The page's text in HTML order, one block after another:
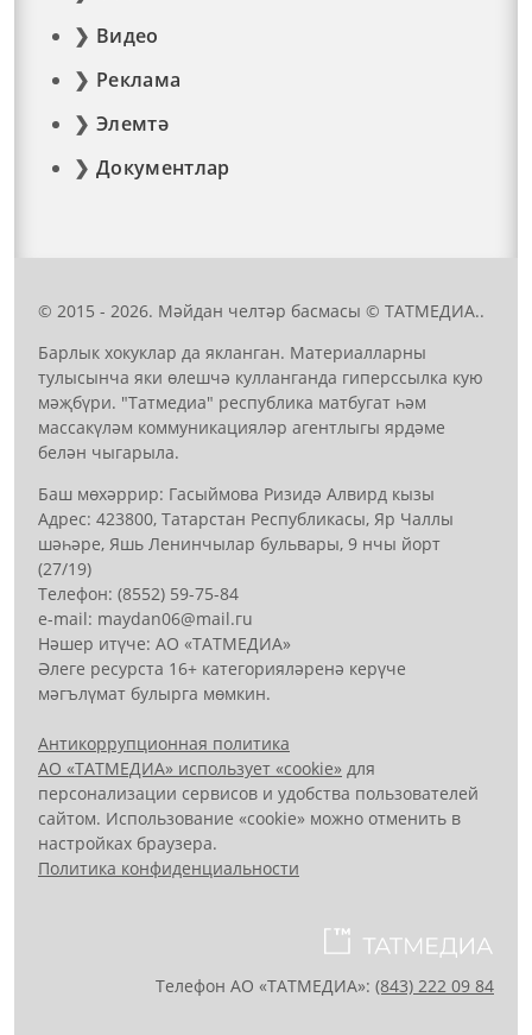
Видео
Реклама
Элемтә
Документлар
© 2015 - 2026. Мәйдан челтәр басмасы © ТАТМЕДИА..
Барлык хокуклар да якланган. Материалларны
тулысынча яки өлешчә кулланганда гиперссылка кую
мәҗбүри. "Татмедиа" республика матбугат һәм
массакүләм коммуникацияләр агентлыгы ярдәме
белән чыгарыла.
Баш мөхәррир: Гасыймова Ризидә Алвирд кызы
Адрес: 423800, Татарстан Республикасы, Яр Чаллы
шәһәре, Яшь Ленинчылар бульвары, 9 нчы йорт
(27/19)
Телефон: (8552) 59-75-84
е-mail: mауdаn06@mail.гu
Нәшер итүче: АО «ТАТМЕДИА»
Әлеге ресурста 16+ категорияләренә керүче
мәгълүмат булырга мөмкин.
Антикоррупционная политика
АО «ТАТМЕДИА» использует «cookie» для
персонализации сервисов и удобства пользователей
сайтом. Использование «cookie» можно отменить в
настройках браузера.
Политика конфиденциальности
Телефон АО «ТАТМЕДИА»: (843) 222 09 84